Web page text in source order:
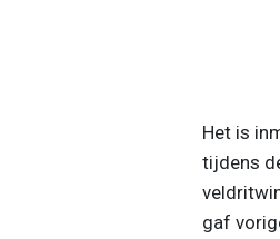
Het is
tijdens
gaf